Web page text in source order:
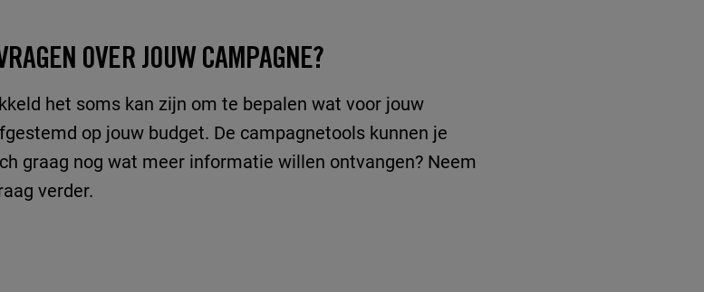
OVER JOUW CAMPAGNE?
het soms kan zijn om te bepalen wat voor jouw
op jouw budget. De campagnetools kunnen je
graag nog wat meer informatie willen ontvangen? Neem
verder.